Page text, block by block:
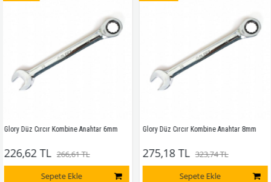
Cırcır Kombine Anahtar 6mm
TL 266,61 TL
Sepete Ekle
Glory Düz Cırcır Kombine Anahtar 8mm
275,18 TL 323,74 TL
Sepete Ekle